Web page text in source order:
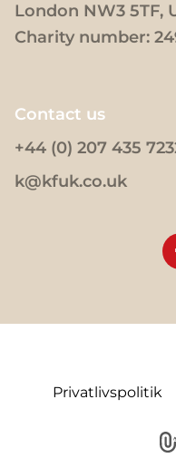
London NW3 5TF,
Charity number:
Contact us
+44 (0) 207 435
k@kfuk.co.uk
Privatlivspolitik